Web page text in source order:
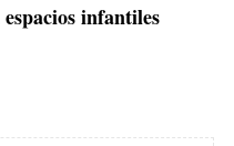
infantiles